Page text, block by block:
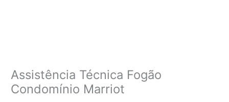
Assistência Técnica Fogão
Condomínio Marriot